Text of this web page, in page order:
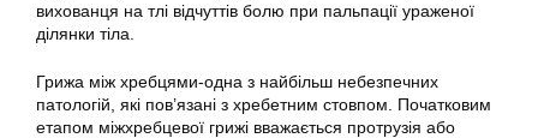
вихованця на тлі відчуттів болю при пальпації ураженої
ділянки тіла.
Грижа між хребцями-одна з найбільш небезпечних
патологій, які пов’язані з хребетним стовпом. Початковим
етапом міжхребцевої грижі вважається протрузія або